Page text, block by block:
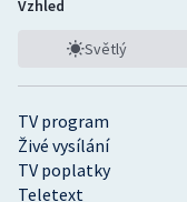
TV program
Živé vysílání
TV poplatky
Teletext
Vzhled
Světlý